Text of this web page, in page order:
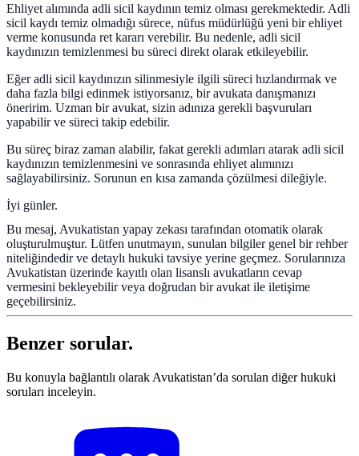
Ehliyet alımında adli sicil kaydının temiz olması gerekmektedir. Adli
sicil kaydı temiz olmadığı sürece, nüfus müdürlüğü yeni bir ehliyet
verme konusunda ret kararı verebilir. Bu nedenle, adli sicil
kaydınızın temizlenmesi bu süreci direkt olarak etkileyebilir.
Eğer adli sicil kaydınızın silinmesiyle ilgili süreci hızlandırmak ve
daha fazla bilgi edinmek istiyorsanız, bir avukata danışmanızı
öneririm. Uzman bir avukat, sizin adınıza gerekli başvuruları
yapabilir ve süreci takip edebilir.
Bu süreç biraz zaman alabilir, fakat gerekli adımları atarak adli sicil
kaydınızın temizlenmesini ve sonrasında ehliyet alımınızı
sağlayabilirsiniz. Sorunun en kısa zamanda çözülmesi dileğiyle.
İyi günler.
Bu mesaj, Avukatistan yapay zekası tarafından otomatik olarak
oluşturulmuştur. Lütfen unutmayın, sunulan bilgiler genel bir rehber
niteliğindedir ve detaylı hukuki tavsiye yerine geçmez. Sorularınıza
Avukatistan üzerinde kayıtlı olan lisanslı avukatların cevap
vermesini bekleyebilir veya doğrudan bir avukat ile iletişime
geçebilirsiniz.
Benzer sorular.
Bu konuyla bağlantılı olarak Avukatistan’da sorulan diğer hukuki
soruları inceleyin.